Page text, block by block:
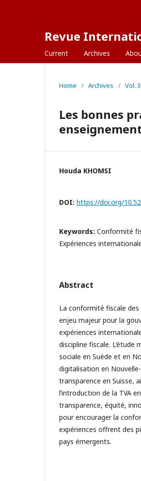
Revue
Current Archives
Home / Archives / Vol.
Les bonnes
Houda KHOMSI
DOI: https://doi.org/
Keywords: Conformité
Expériences
Abstract
La conformité fiscale
enjeu majeur pour la
expériences
discipline fiscale.
sociale en Suède et en
digitalisation en
transparence en Suisse,
l’introduction de la TVA
transparence, équité,
pour encourager la
expériences offrent des
pays émergents.